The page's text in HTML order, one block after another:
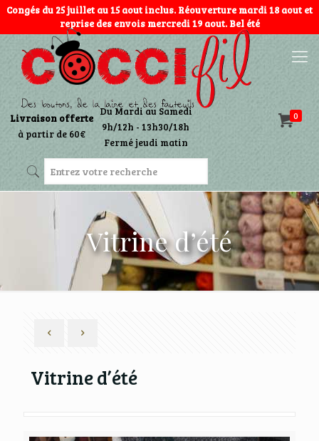
Congés du 25 juillet au 15 aout inclus. Réouverture mardi 18 aout et
reprise des envois mercredi 19 aout. Bel été
0
Livraison offerte
à partir de 60€
Du Mardi au Samedi
9h/12h - 13h30/18h
Fermé jeudi matin
Vitrine d’été
Vitrine d’été